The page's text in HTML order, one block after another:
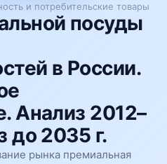
и потребительские товары
посуды
в России.
Анализ 2012–
до 2035 г.
рынка премиальная